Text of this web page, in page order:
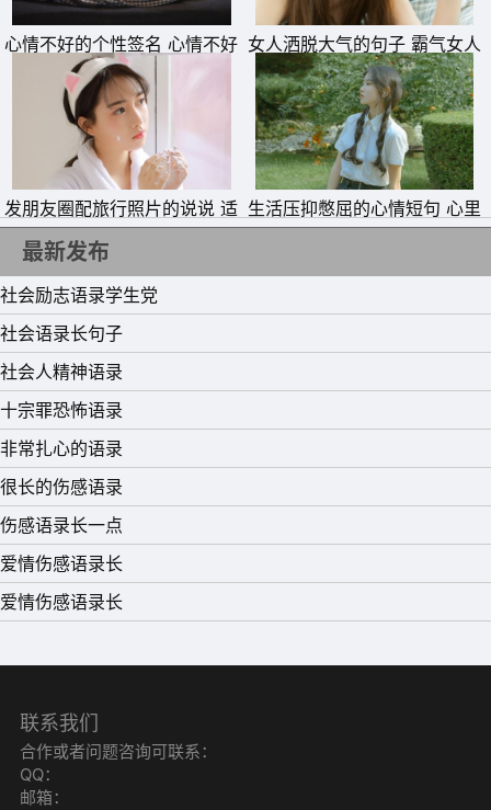
心情不好的个性签名 心情不好
的说说
女人洒脱大气的句子 霸气女人
的高姿态话语
发朋友圈配旅行照片的说说 适
合旅游发朋友圈的文艺句子
生活压抑憋屈的心情短句 心里
很难受的句子
最新发布
社会励志语录学生党
社会语录长句子
社会人精神语录
十宗罪恐怖语录
非常扎心的语录
很长的伤感语录
伤感语录长一点
爱情伤感语录长
爱情伤感语录长
联系我们
合作或者问题咨询可联系：
QQ：
邮箱：